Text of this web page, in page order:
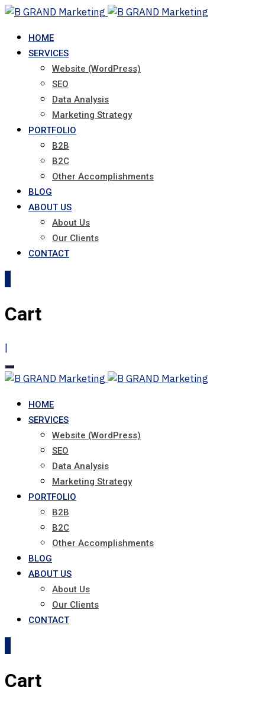
Skip
contentHOME
SERVICES
Website (WordPress)
SEO
Data Analysis
Marketing Strategy
PORTFOLIO
B2B
B2C
Other Accomplishments
BLOG
ABOUT US
About Us
Our Clients
CONTACT
Cart
|
HOME
SERVICES
Website (WordPress)
SEO
Data Analysis
Marketing Strategy
PORTFOLIO
B2B
B2C
Other Accomplishments
BLOG
ABOUT US
About Us
Our Clients
CONTACT
Cart